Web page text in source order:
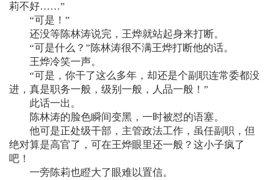
莉不好……”
“可是！”
还没等陈林涛说完，王烨就站起身来打断。
“可是什么？”陈林涛很不满王烨打断他的话。
王烨冷笑一声。
“可是，你干了这么多年，却还是个副职连常委都没
进，真是职务一般，级别一般，人品一般！”
此话一出。
陈林涛的脸色瞬间变黑，一时被怼的语塞。
他可是正处级干部，主管政法工作，虽任副职，但
绝对算是高官了，可在王烨眼里还一般？这小子疯了
吧！
一旁陈莉也瞪大了眼难以置信。